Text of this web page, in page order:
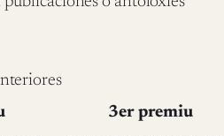
3er premiu